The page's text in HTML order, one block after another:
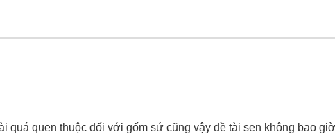
quá quen thuộc đối với gốm sứ cũng vậy đề tài sen không bao